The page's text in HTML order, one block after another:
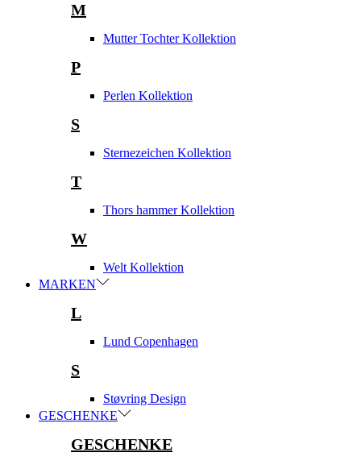
M
Mutter Tochter Kollektion
P
Perlen Kollektion
S
Sternezeichen Kollektion
T
Thors hammer Kollektion
W
Welt Kollektion
MARKEN
L
Lund Copenhagen
S
Støvring Design
GESCHENKE
GESCHENKE